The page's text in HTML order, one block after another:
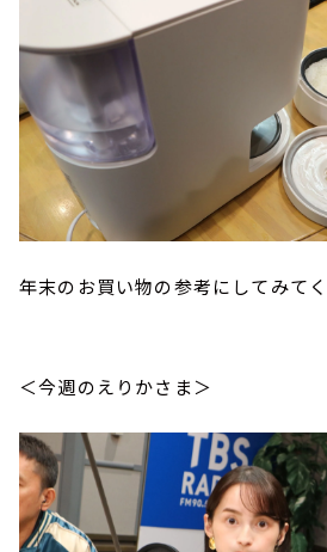
年末のお買い物の参考にしてみてく
＜今週のえりかさま＞